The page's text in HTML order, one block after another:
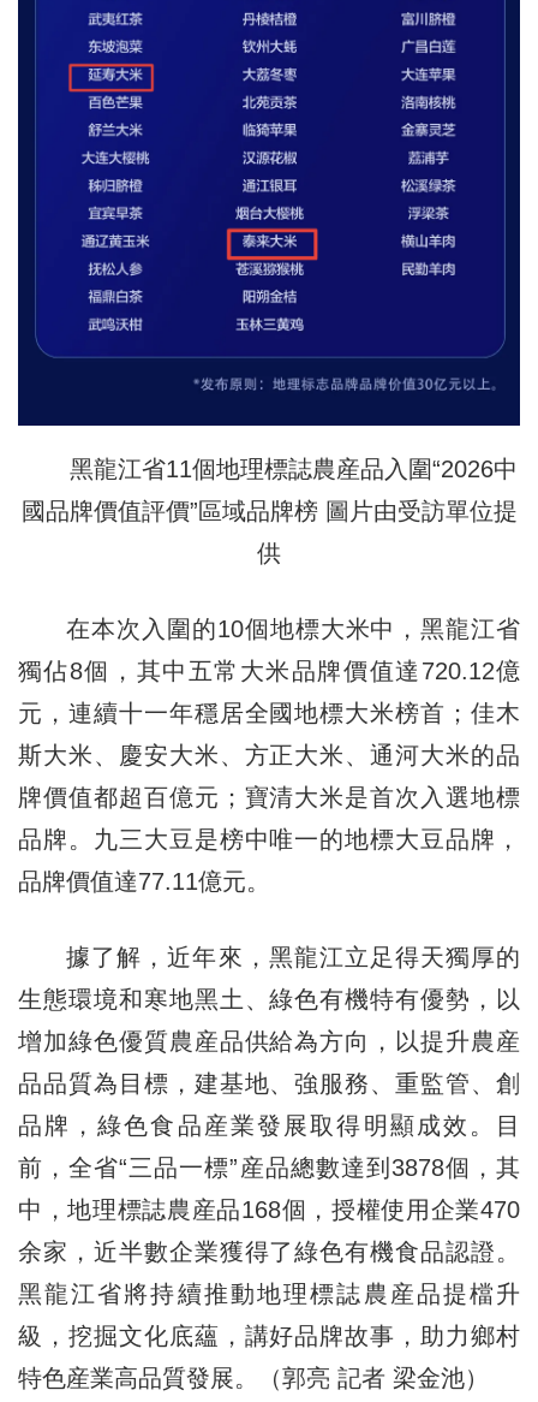
黑龍江省11個地理標誌農産品入圍“2026中
國品牌價值評價”區域品牌榜 圖片由受訪單位提
供
在本次入圍的10個地標大米中，黑龍江省
獨佔8個，其中五常大米品牌價值達720.12億
元，連續十一年穩居全國地標大米榜首；佳木
斯大米、慶安大米、方正大米、通河大米的品
牌價值都超百億元；寶清大米是首次入選地標
品牌。九三大豆是榜中唯一的地標大豆品牌，
品牌價值達77.11億元。
據了解，近年來，黑龍江立足得天獨厚的
生態環境和寒地黑土、綠色有機特有優勢，以
增加綠色優質農産品供給為方向，以提升農産
品品質為目標，建基地、強服務、重監管、創
品牌，綠色食品産業發展取得明顯成效。目
前，全省“三品一標”産品總數達到3878個，其
中，地理標誌農産品168個，授權使用企業470
余家，近半數企業獲得了綠色有機食品認證。
黑龍江省將持續推動地理標誌農産品提檔升
級，挖掘文化底蘊，講好品牌故事，助力鄉村
特色産業高品質發展。（郭亮 記者 梁金池）